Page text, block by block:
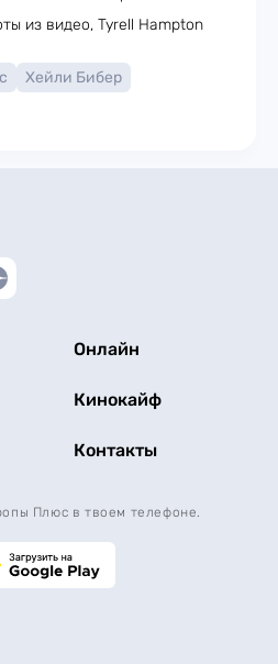
из видео, Tyrell Hampton
Хейли Бибер
Онлайн
Кинокайф
Контакты
Плюс в твоем телефоне.